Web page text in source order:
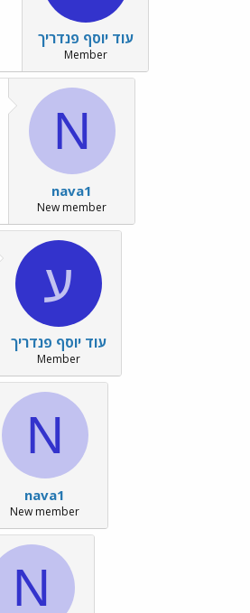
עוד יוסף פנדריך
Member
N
nava1
New member
ע
עוד יוסף פנדריך
Member
N
nava1
New member
N